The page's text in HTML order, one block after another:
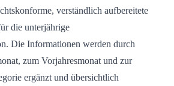
verständlich aufbereitete
die unterjährige
Die Informationen werden durch
zum Vorjahresmonat und zur
ergänzt und übersichtlich